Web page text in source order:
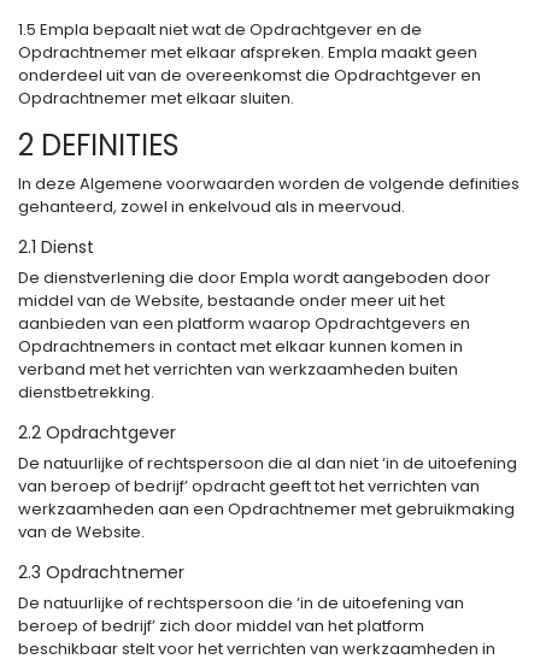
1.5 Empla bepaalt niet wat de Opdrachtgever en de
Opdrachtnemer met elkaar afspreken. Empla maakt geen
onderdeel uit van de overeenkomst die Opdrachtgever en
Opdrachtnemer met elkaar sluiten.
2 DEFINITIES
In deze Algemene voorwaarden worden de volgende definities
gehanteerd, zowel in enkelvoud als in meervoud.
2.1 Dienst
De dienstverlening die door Empla wordt aangeboden door
middel van de Website, bestaande onder meer uit het
aanbieden van een platform waarop Opdrachtgevers en
Opdrachtnemers in contact met elkaar kunnen komen in
verband met het verrichten van werkzaamheden buiten
dienstbetrekking.
2.2 Opdrachtgever
De natuurlijke of rechtspersoon die al dan niet ‘in de uitoefening
van beroep of bedrijf’ opdracht geeft tot het verrichten van
werkzaamheden aan een Opdrachtnemer met gebruikmaking
van de Website.
2.3 Opdrachtnemer
De natuurlijke of rechtspersoon die ‘in de uitoefening van
beroep of bedrijf’ zich door middel van het platform
beschikbaar stelt voor het verrichten van werkzaamheden in